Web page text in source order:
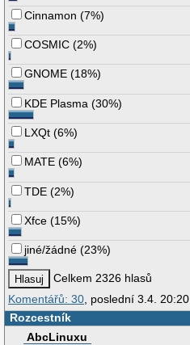
Cinnamon (7%)
COSMIC (2%)
GNOME (18%)
KDE Plasma (30%)
LXQt (6%)
MATE (6%)
TDE (2%)
Xfce (15%)
jiné/žádné (23%)
Celkem 2326 hlasů
Komentářů: 30 , poslední 3.4. 20:20
Rozcestník
AbcLinuxu